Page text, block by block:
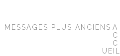
MESSAGES PLUS ANCIENS A
C
C
UEIL